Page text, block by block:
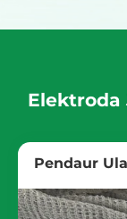
Elektroda
Pendaur